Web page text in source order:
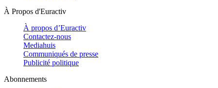
À Propos d'Euractiv
À propos d’Euractiv
Contactez-nous
Mediahuis
Communiqués de presse
Publicité politique
Abonnements